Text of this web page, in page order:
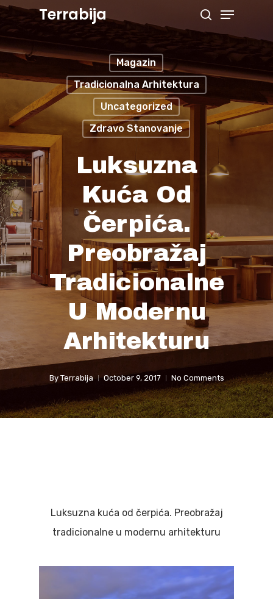
Skip
to
main
Terrabija Menu
Magazin
Tradicionalna Arhitektura
Uncategorized
Zdravo Stanovanje
Luksuzna
Kuća Od
Čerpića.
Preobražaj
Tradicionalne
U Modernu
Arhitekturu
By Terrabija October 9, 2017 No Comments
Luksuzna kuća od čerpića. Preobražaj
tradicionalne u modernu arhitekturu
Close
Menu